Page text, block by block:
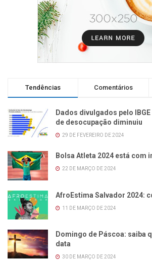
Tendências Comentários
Dados divulgados pelo
de desocupação diminuiu
29 DE FEVEREIRO DE 2024
Bolsa Atleta 2024 está com
22 DE MARÇO DE 2024
AfroEstima Salvador 2024:
11 DE MARÇO DE 2024
Domingo de Páscoa: saiba
data
30 DE MARÇO DE 2024